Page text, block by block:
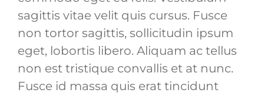
sagittis vitae velit quis cursus. Fusce
non tortor sagittis, sollicitudin ipsum
eget, lobortis libero. Aliquam ac tellus
non est tristique convallis et at nunc.
Fusce id massa quis erat tincidunt